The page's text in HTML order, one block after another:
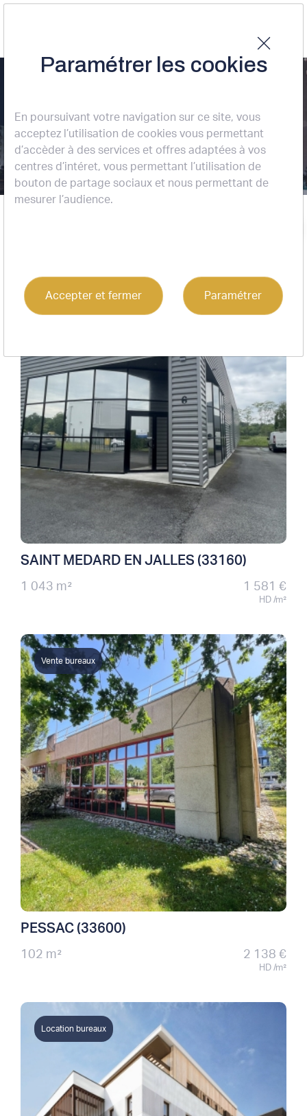
Paramétrer les cookies
En poursuivant votre navigation sur ce site, vous
acceptez l’utilisation de cookies vous permettant
d’accèder à des services et offres adaptées à vos
centres d’intéret, vous permettant l’utilisation de
bouton de partage sociaux et nous permettant de
mesurer l’audience.
Accepter et fermer Paramétrer
Nos offres
322 résultats
Vente entrepôts / activités
SAINT MEDARD EN JALLES (33160)
1 043 m² 1 581 €
HD /m²
Vente bureaux
PESSAC (33600)
102 m² 2 138 €
HD /m²
Location bureaux